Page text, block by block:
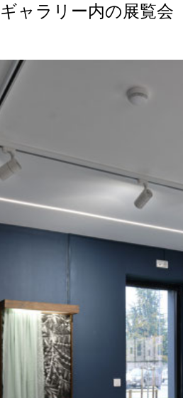
ギャラリー内の展覧会